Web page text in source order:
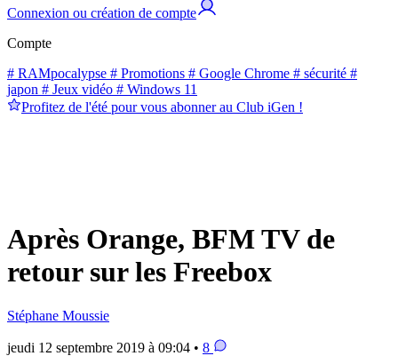
Connexion ou création de compte
Compte
# RAMpocalypse # Promotions # Google Chrome # sécurité #
japon # Jeux vidéo # Windows 11
Profitez de l'été pour vous abonner au Club iGen !
Après Orange, BFM TV de
retour sur les Freebox
Stéphane Moussie
jeudi 12 septembre 2019 à 09:04 • 8